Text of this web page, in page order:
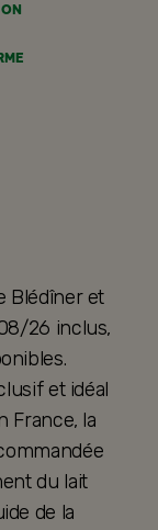
Blédîner et
26 inclus,
et idéal
France, la
du lait
de la